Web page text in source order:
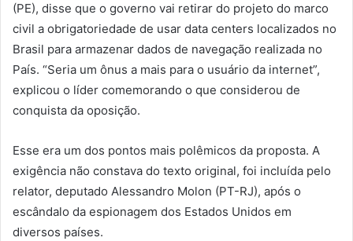
(PE), disse que o governo vai retirar do projeto do marco
civil a obrigatoriedade de usar data centers localizados no
Brasil para armazenar dados de navegação realizada no
País. “Seria um ônus a mais para o usuário da internet”,
explicou o líder comemorando o que considerou de
conquista da oposição.
Esse era um dos pontos mais polêmicos da proposta. A
exigência não constava do texto original, foi incluída pelo
relator, deputado Alessandro Molon (PT-RJ), após o
escândalo da espionagem dos Estados Unidos em
diversos países.